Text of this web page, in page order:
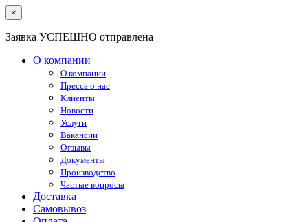
×
Заявка УСПЕШНО отправлена
О компании
О компании
Пресса о нас
Клиенты
Новости
Услуги
Вакансии
Отзывы
Документы
Производство
Частые вопросы
Доставка
Самовывоз